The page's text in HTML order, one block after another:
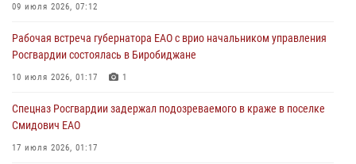
Росгвардейцы задержали гражданина за хулиганство и попытку
29 июля 2026, 01:05
09 июля 2026, 07:12
Рабочая встреча губернатора ЕАО с врио начальником управления
Росгвардии состоялась в Биробиджане
10 июля 2026, 01:17 1
Спецназ Росгвардии задержал подозреваемого в краже в поселке
Смидович ЕАО
17 июля 2026, 01:17